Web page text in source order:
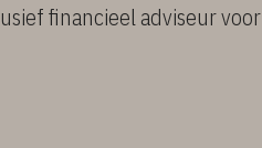
financieel adviseur voor